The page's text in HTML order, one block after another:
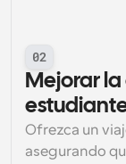
02
Mejorar
Ofrezca un
asegurando